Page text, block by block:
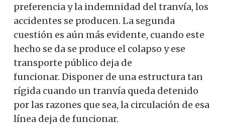
preferencia y la indemnidad del tranvía, los
accidentes se producen. La segunda
cuestión es aún más evidente, cuando este
hecho se da se produce el colapso y ese
transporte público deja de
funcionar. Disponer de una estructura tan
rígida cuando un tranvía queda detenido
por las razones que sea, la circulación de esa
línea deja de funcionar.